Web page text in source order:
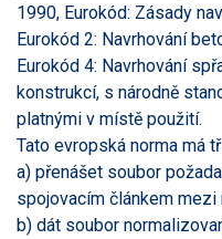
1990, Eurokód: Zásady
Eurokód 2: Navrhování
Eurokód 4: Navrhování
konstrukcí, s národně
platnými v místě použití.
Tato evropská norma má
a) přenášet soubor
spojovacím článkem mezi
b) dát soubor